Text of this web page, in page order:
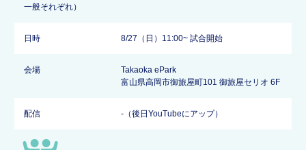
一般それぞれ）
日時 8/27（日）11:00~ 試合開始
会場
Takaoka ePark
富山県高岡市御旅屋町101 御旅屋セリオ 6F
配信 -（後日YouTubeにアップ）